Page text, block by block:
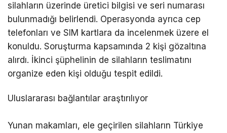
silahların üzerinde üretici bilgisi ve seri numarası
bulunmadığı belirlendi. Operasyonda ayrıca cep
telefonları ve SIM kartlara da incelenmek üzere el
konuldu. Soruşturma kapsamında 2 kişi gözaltına
alırdı. İkinci şüphelinin de silahların teslimatını
organize eden kişi olduğu tespit edildi.
Uluslararası bağlantılar araştırılıyor
Yunan makamları, ele geçirilen silahların Türkiye